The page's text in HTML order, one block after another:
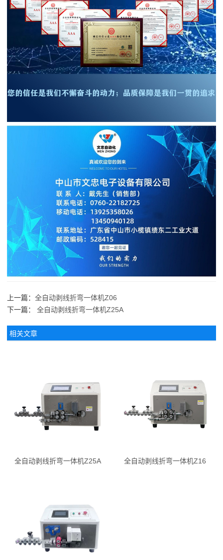
上一篇： 全自动剥线折弯一体机Z06
下一篇： 全自动剥线折弯一体机Z25A
相关文章
全自动剥线折弯一体机Z25A 全自动剥线折弯一体机Z16